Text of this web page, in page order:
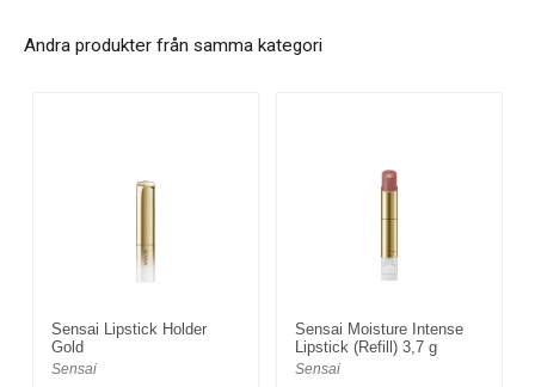
Andra produkter från samma kategori
Sensai Lipstick Holder
Gold
Sensai
Sensai Moisture Intense
Lipstick (Refill) 3,7 g
Sensai